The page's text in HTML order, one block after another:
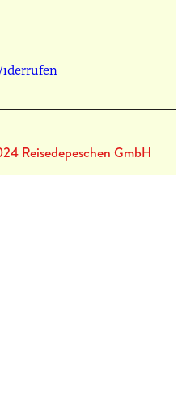
Reisedepeschen GmbH